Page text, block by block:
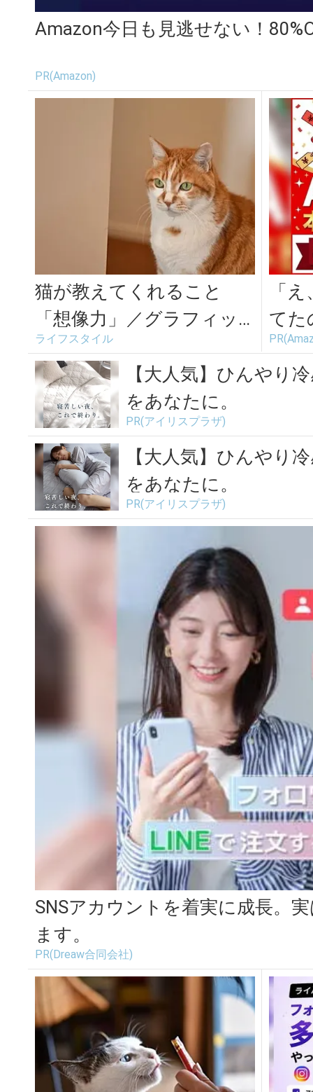
Amazon今日も見逃せない！
PR(Amazon)
猫が教えてくれること
「想像力」／グラフィッ
クデザイナー・島 喜実子
さんの場合vo...
ライフスタイル
「
てた
続々
が...
【大人気】ひんやり
をあなたに。
PR(アイリスプラザ)
【大人気】ひんやり
をあなたに。
PR(アイリスプラザ)
SNSアカウントを着実に成長。
ます。
PR(Dreaw合同会社)